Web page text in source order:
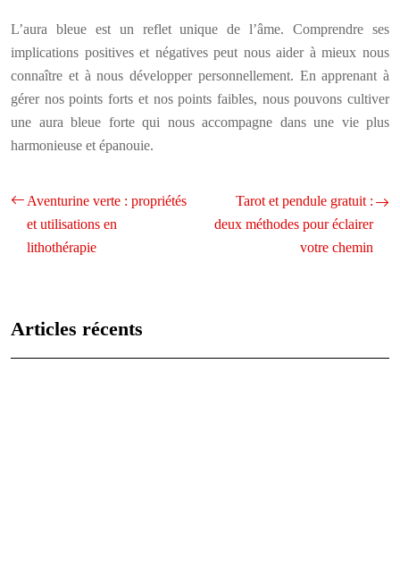
L’aura bleue est un reflet unique de l’âme. Comprendre ses
implications positives et négatives peut nous aider à mieux nous
connaître et à nous développer personnellement. En apprenant à
gérer nos points forts et nos points faibles, nous pouvons cultiver
une aura bleue forte qui nous accompagne dans une vie plus
harmonieuse et épanouie.
Aventurine verte : propriétés
et utilisations en
lithothérapie
Tarot et pendule gratuit :
deux méthodes pour éclairer
votre chemin
Articles récents